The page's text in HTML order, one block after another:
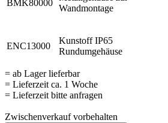
BMK80000
Wandmontage
ENC13000
Kunstoff IP65
Rundumgehäuse
= ab Lager lieferbar
= Lieferzeit ca. 1 Woche
= Lieferzeit bitte anfragen
Zwischenverkauf vorbehalten